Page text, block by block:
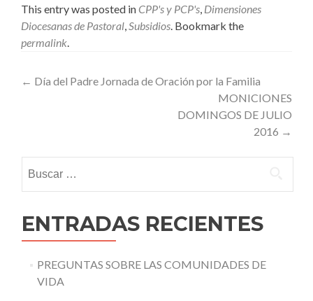
This entry was posted in CPP's y PCP's, Dimensiones
Diocesanas de Pastoral,Subsidios. Bookmark the
permalink.
Post
← Día del Padre Jornada de Oración por la Familia
MONICIONES
DOMINGOS DE JULIO
2016 →
ENTRADAS RECIENTES
PREGUNTAS SOBRE LAS COMUNIDADES DE
VIDA